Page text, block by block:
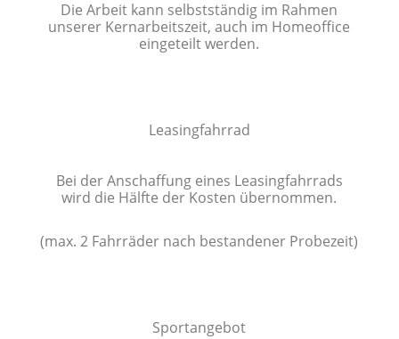
Die Arbeit kann selbstständig im Rahmen
unserer Kernarbeitszeit, auch im Homeoffice
eingeteilt werden.
Leasingfahrrad
Bei der Anschaffung eines Leasingfahrrads
wird die Hälfte der Kosten übernommen.
(max. 2 Fahrräder nach bestandener Probezeit)
Sportangebot